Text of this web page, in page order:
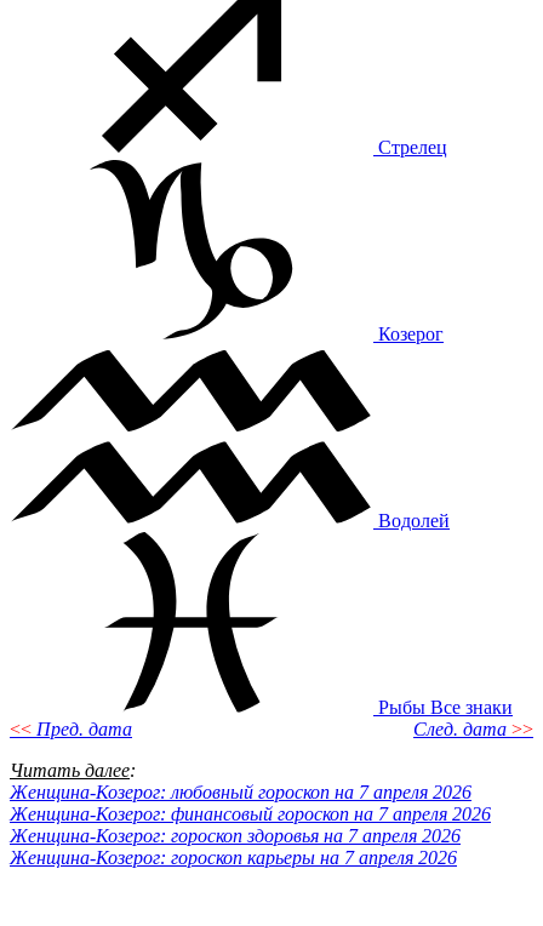
Стрелец
Козерог
Водолей
Рыбы Все знаки
<< Пред. дата След. дата >>
Читать далее:
Женщина-Козерог: любовный гороскоп на 7 апреля 2026
Женщина-Козерог: финансовый гороскоп на 7 апреля 2026
Женщина-Козерог: гороскоп здоровья на 7 апреля 2026
Женщина-Козерог: гороскоп карьеры на 7 апреля 2026